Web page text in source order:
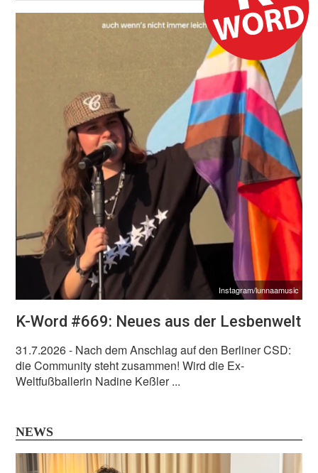
Instagram/lunnaamusic
K-Word #669: Neues aus der Lesbenwelt
31.7.2026- Nach dem Anschlag auf den Berliner CSD:
die Community steht zusammen! Wird die Ex-
Weltfußballerin Nadine Keßler ...
NEWS